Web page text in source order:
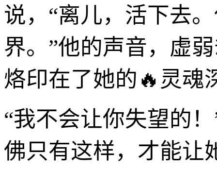
说，“离儿，活下去
界。”他的声音，虚
烙印在了她的🔥灵魂
“我不会让你失望的
佛只有这样，才能让